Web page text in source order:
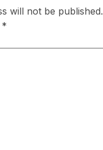
will not be published.
*